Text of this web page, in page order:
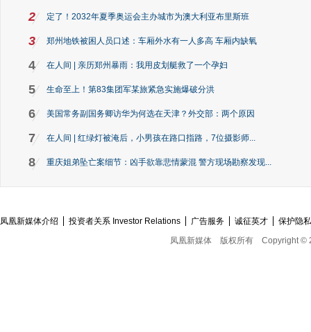
2 定了！2032年夏季奥运会主办城市为澳大利亚布里斯班
3 郑州地铁被困人员口述：车厢外水有一人多高 车厢内缺氧
4 在人间 | 亲历郑州暴雨：我用皮划艇救了一个孕妇
5 生命至上！第83集团军某旅紧急实施爆破分洪
6 美国常务副国务卿访华为何选在天津？外交部：两个原因
7 在人间 | 红绿灯被淹后，小男孩在路口指路，7位摄影师...
8 重庆姐弟坠亡案细节：凶手欲靠悲情蒙混 警方现场勘察发现...
凤凰新媒体介绍 投资者关系 Investor Relations 广告服务 诚征英才
保护隐
凤凰新媒体
版权所有 Copyright ©